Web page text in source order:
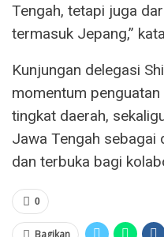
Tengah, tetapi juga
termasuk Jepang,”
Kunjungan delegasi
momentum
tingkat daerah,
Jawa Tengah sebagai
dan terbuka bagi
0
Bagikan